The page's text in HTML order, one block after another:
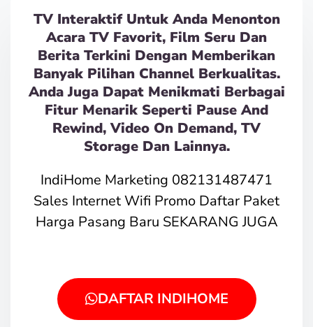
TV Interaktif Untuk Anda Menonton
Acara TV Favorit, Film Seru Dan
Berita Terkini Dengan Memberikan
Banyak Pilihan Channel Berkualitas.
Anda Juga Dapat Menikmati Berbagai
Fitur Menarik Seperti Pause And
Rewind, Video On Demand, TV
Storage Dan Lainnya.
IndiHome Marketing 082131487471
Sales Internet Wifi Promo Daftar Paket
Harga Pasang Baru SEKARANG JUGA
DAFTAR INDIHOME